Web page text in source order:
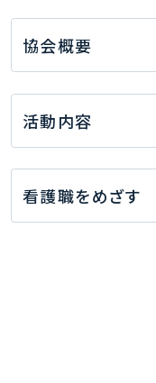
協会概要
活動内容
看護職をめざす